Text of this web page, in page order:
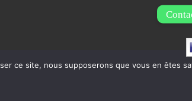
ce site, nous supposerons que vous en êtes